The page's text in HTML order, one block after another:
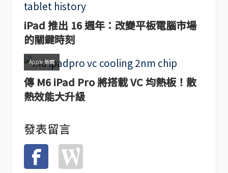
iPad 推出 16 週年：改變平板電腦市場
的關鍵時刻
Apple 新聞
傳 M6 iPad Pro 將搭載 VC 均熱板！散
熱效能大升級
發表留言